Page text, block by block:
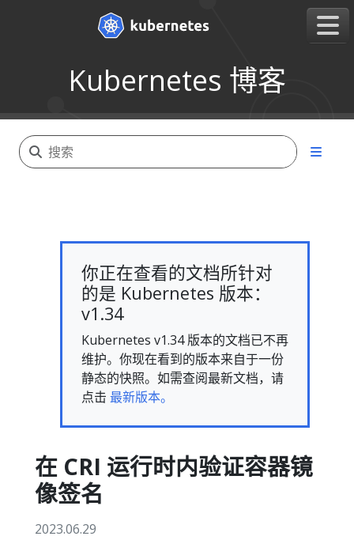
Kubernetes 博客
你正在查看的文档所针对
的是 Kubernetes 版本：
v1.34
Kubernetes v1.34 版本的文档已不再
维护。你现在看到的版本来自于一份
静态的快照。如需查阅最新文档，请
点击 最新版本。
在 CRI 运行时内验证容器镜
像签名
2023.06.29